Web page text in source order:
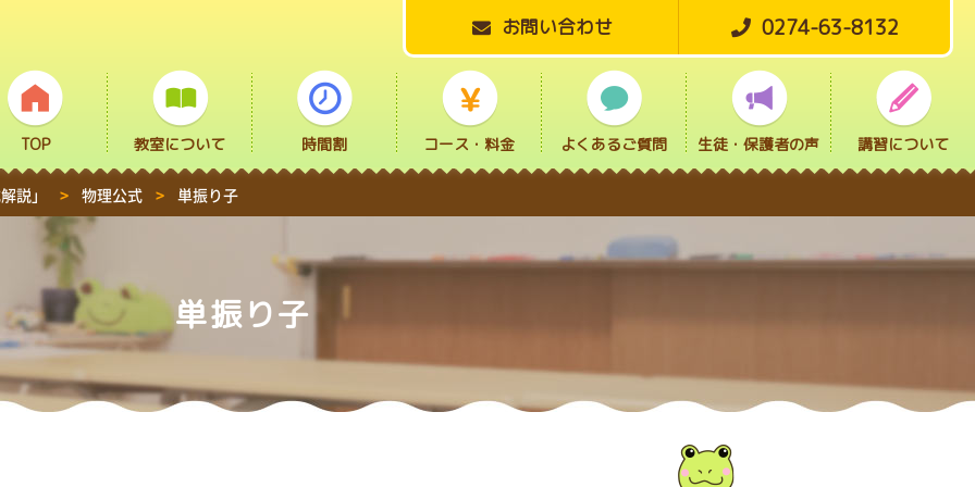
お問い合わせ 0274-63-8132
TOP 教室について 時間割 コース・料金 よくあるご質問 生徒・保護者の声 講習について
説」 > 物理公式 > 単振り子
単振り子